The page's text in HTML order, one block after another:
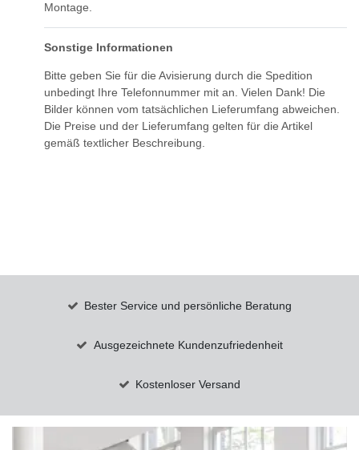
Montage.
Sonstige Informationen
Bitte geben Sie für die Avisierung durch die Spedition
unbedingt Ihre Telefonnummer mit an. Vielen Dank! Die
Bilder können vom tatsächlichen Lieferumfang abweichen.
Die Preise und der Lieferumfang gelten für die Artikel
gemäß textlicher Beschreibung.
Bester Service und persönliche Beratung
Ausgezeichnete Kundenzufriedenheit
Kostenloser Versand